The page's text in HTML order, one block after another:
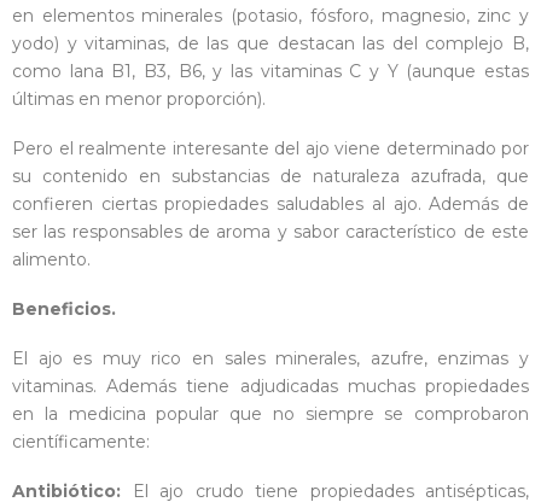
en elementos minerales (potasio, fósforo, magnesio, zinc y
yodo) y vitaminas, de las que destacan las del complejo B,
como lana B1, B3, B6, y las vitaminas C y Y (aunque estas
últimas en menor proporción).
Pero el realmente interesante del ajo viene determinado por
su contenido en substancias de naturaleza azufrada, que
confieren ciertas propiedades saludables al ajo. Además de
ser las responsables de aroma y sabor característico de este
alimento.
Beneficios.
El ajo es muy rico en sales minerales, azufre, enzimas y
vitaminas. Además tiene adjudicadas muchas propiedades
en la medicina popular que no siempre se comprobaron
científicamente:
Antibiótico: El ajo crudo tiene propiedades antisépticas,